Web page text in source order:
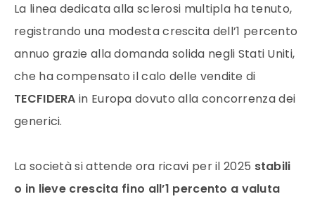
La linea dedicata alla sclerosi multipla ha tenuto,
registrando una modesta crescita dell’1 percento
annuo grazie alla domanda solida negli Stati Uniti,
che ha compensato il calo delle vendite di
TECFIDERA in Europa dovuto alla concorrenza dei
generici.
La società si attende ora ricavi per il 2025 stabili
o in lieve crescita fino all’1 percento a valuta